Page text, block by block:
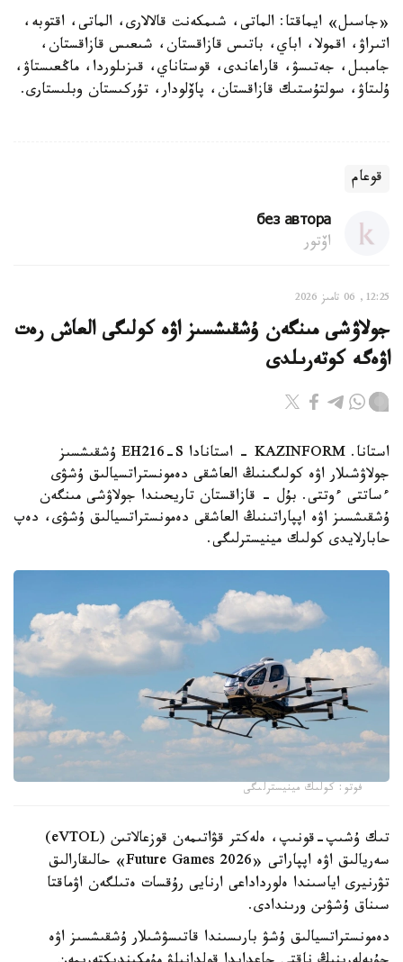
«جاسىل» ايماقتا: الماتى، شىمكەنت قالالارى، الماتى، اقتوبە،
اتىراۋ، اقمولا، اباي، باتىس قازاقستان، شىعىس قازاقستان،
جامبىل، جەتىسۋ، قاراعاندى، قوستاناي، قىزىلوردا، ماڭعىستاۋ،
ۇلىتاۋ، سولتۇستىك قازاقستان، پاۆلودار، تۇركىستان وبلىستارى.
قوعام
без автора
اۆتور
12:25, 06 تامىز 2026
جولاۋشى مىنگەن ۇشقىشسىز اۋە كولىگى العاش رەت
اۋەگە كوتەرىلدى
استانا. KAZINFORM - استانادا EH216-S ۇشقىشسىز
جولاۋشىلار اۋە كولىگىنىڭ العاشقى دەمونستراتسيالىق ۇشۋى
ءساتتى ءوتتى. بۇل - قازاقستان تاريحىندا جولاۋشى مىنگەن
ۇشقىشسىز اۋە اپپاراتىنىڭ العاشقى دەمونستراتسيالىق ۇشۋى، دەپ
حابارلايدى كولىك مينيسترلىگى.
فوتو: كولىك مينيسترلىگى
تىك ۇشىپ-قونىپ، ەلەكتر قۋاتىمەن قوزعالاتىن (eVTOL)
سەريالىق اۋە اپپاراتى «Future Games 2026» حالىقارالىق
تۋرنيرى اياسىندا ەلورداداعى ارنايى رۇقسات ەتىلگەن اۋماقتا
سىناق ۇشۋىن ورىندادى.
دەمونستراتسيالىق ۇشۋ بارىسىندا قاتىسۋشىلار ۇشقىشسىز اۋە